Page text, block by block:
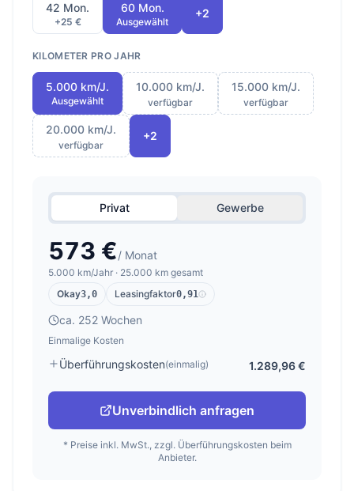
42 Mon.
+25 €
60 Mon.
Ausgewählt
+2
KILOMETER PRO JAHR
5.000 km/J.
Ausgewählt
10.000 km/J.
verfügbar
15.000 km/J.
verfügbar
20.000 km/J.
verfügbar
+2
Privat Gewerbe
573 €/ Monat
5.000 km/Jahr · 25.000 km gesamt
Okay3,0 Leasingfaktor0,91
ca. 252 Wochen
Einmalige Kosten
Überführungskosten(einmalig) 1.289,96 €
Unverbindlich anfragen
* Preise inkl. MwSt., zzgl. Überführungskosten beim
Anbieter.